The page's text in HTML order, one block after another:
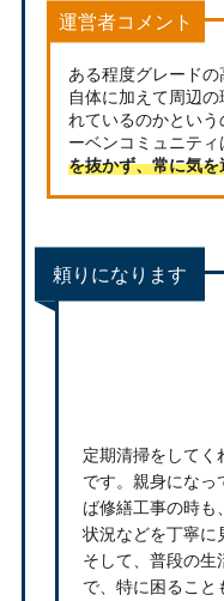
運営者コメント
ある程度グレード
自体に加えて周辺
れているのかとい
ーベンコミュニティ
を抜かず、常に気を
頼りになります
定期清掃をしてく
です。親身になっ
ば修繕工事の時も
状況などを丁寧に
そして、普段の生
で、特に困ること